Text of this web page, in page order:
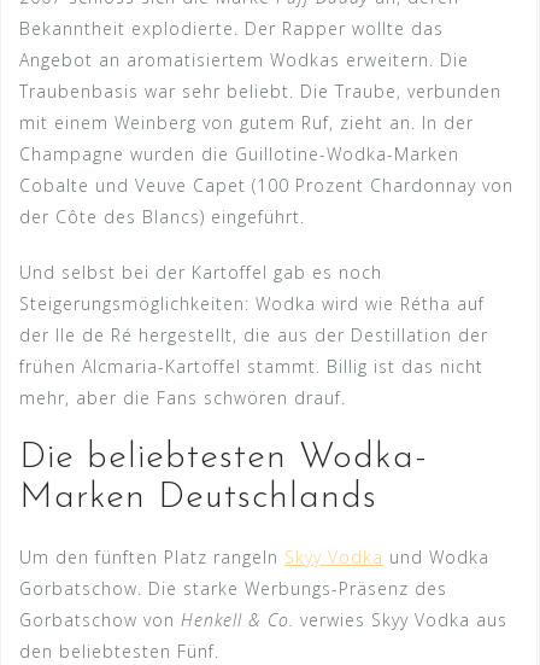
Bekanntheit explodierte. Der Rapper wollte das
Angebot an aromatisiertem Wodkas erweitern. Die
Traubenbasis war sehr beliebt. Die Traube, verbunden
mit einem Weinberg von gutem Ruf, zieht an. In der
Champagne wurden die Guillotine-Wodka-Marken
Cobalte und Veuve Capet (100 Prozent Chardonnay von
der Côte des Blancs) eingeführt.
Und selbst bei der Kartoffel gab es noch
Steigerungsmöglichkeiten: Wodka wird wie Rétha auf
der Ile de Ré hergestellt, die aus der Destillation der
frühen Alcmaria-Kartoffel stammt. Billig ist das nicht
mehr, aber die Fans schwören drauf.
Die beliebtesten Wodka-
Marken Deutschlands
Um den fünften Platz rangeln Skyy Vodka und Wodka
Gorbatschow. Die starke Werbungs-Präsenz des
Gorbatschow von Henkell & Co. verwies Skyy Vodka aus
den beliebtesten Fünf.